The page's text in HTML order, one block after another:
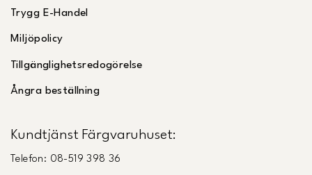
Trygg E-Handel
Miljöpolicy
Tillgänglighetsredogörelse
Ångra beställning
Kundtjänst Färgvaruhuset:
Telefon: 08-519 398 36